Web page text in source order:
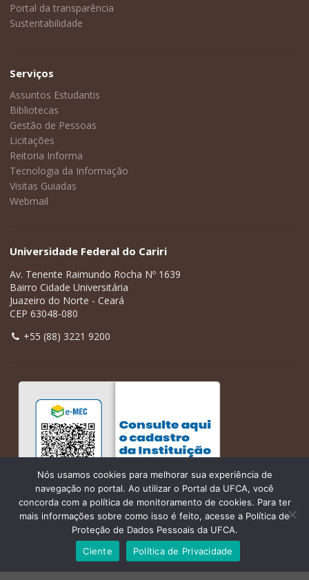
Portal da transparência
Sustentabilidade
Serviços
Assuntos Estudantis
Bibliotecas
Gestão de Pessoas
Licitações
Reitoria Informa
Tecnologia da Informação
Visitas Guiadas
Webmail
Universidade Federal do Cariri
Av. Tenente Raimundo Rocha Nº 1639
Bairro Cidade Universitária
Juazeiro do Norte - Ceará
CEP 63048-080
+55 (88) 3221 9200
Nós usamos cookies para melhorar sua experiência de
navegação no portal. Ao utilizar o Portal da UFCA, você
concorda com a política de monitoramento de cookies. Para ter
mais informações sobre como isso é feito, acesse a Política de
Proteção de Dados Pessoais da UFCA.
Ciente
Política de Privacidade